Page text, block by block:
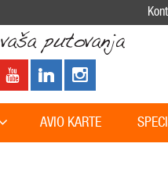
AVIO KARTE